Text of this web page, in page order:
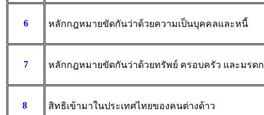
6 หลักกฎหมายขัดกันว่าด้วยความเป็นบุคคลและหนี้
7 หลักกฎหมายขัดกันว่าด้วยทรัพย์ ครอบครัว และมรดก
8 สิทธิเข้ามาในประเทศไทยของคนต่างด้าว